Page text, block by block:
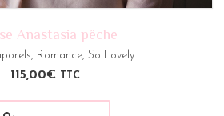
Anastasia pêche
, Romance, So Lovely
115,00€ TTC